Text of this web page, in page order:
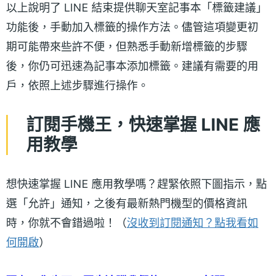
以上說明了 LINE 結束提供聊天室記事本「標籤建議」
功能後，手動加入標籤的操作方法。儘管這項變更初
期可能帶來些許不便，但熟悉手動新增標籤的步驟
後，你仍可迅速為記事本添加標籤。建議有需要的用
戶，依照上述步驟進行操作。
訂閱手機王，快速掌握 LINE 應
用教學
想快速掌握 LINE 應用教學嗎？趕緊依照下圖指示，點
選「允許」通知，之後有最新熱門機型的價格資訊
時，你就不會錯過啦！（沒收到訂閱通知？點我看如
何開啟）